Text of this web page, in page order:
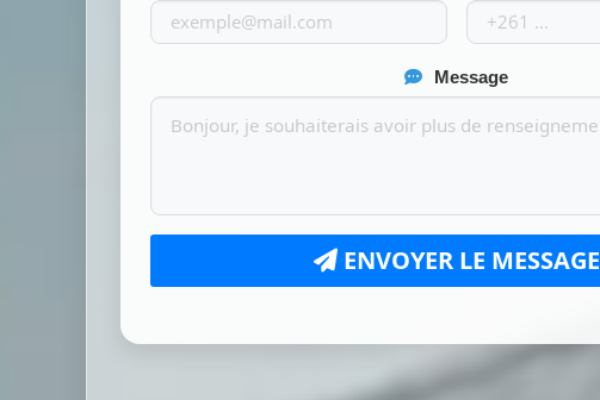
Message
ENVOYER LE MESSAGE